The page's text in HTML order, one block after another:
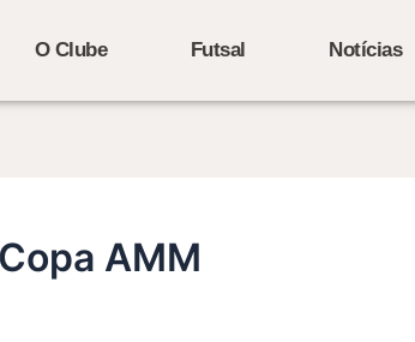
O Clube Futsal Notícias
AMM